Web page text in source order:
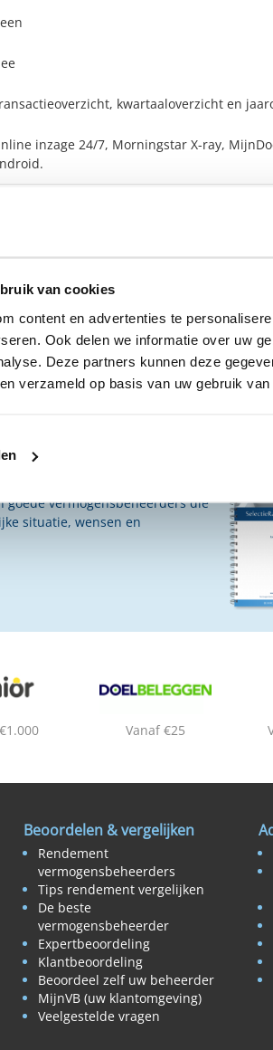
van cookies
content en advertenties te
Ook delen we informatie over uw
Deze partners kunnen deze
verzameld op basis van uw gebruik
kwartaaloverzicht en
inzage 24/7, Morningstar X-ray,
onafhankelijke rapporten over NNEK
in geïnteresseerd?
Nee
Ja
vermogensbeheerder?
een SelectieRapport aan. Per
goede vermogensbeheerders die
situatie, wensen en
Vanaf €25
Beoordelen & vergelijken
Rendement
vermogensbeheerders
Tips rendement vergelijken
De beste
vermogensbeheerder
Expertbeoordeling
Klantbeoordeling
Beoordeel zelf uw beheerder
MijnVB (uw klantomgeving)
Veelgestelde vragen